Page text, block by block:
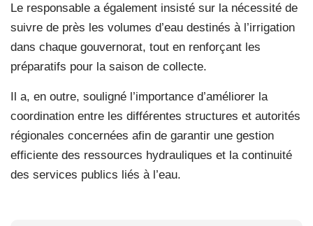
Le responsable a également insisté sur la nécessité de
suivre de près les volumes d’eau destinés à l’irrigation
dans chaque gouvernorat, tout en renforçant les
préparatifs pour la saison de collecte.
Il a, en outre, souligné l’importance d’améliorer la
coordination entre les différentes structures et autorités
régionales concernées afin de garantir une gestion
efficiente des ressources hydrauliques et la continuité
des services publics liés à l’eau.